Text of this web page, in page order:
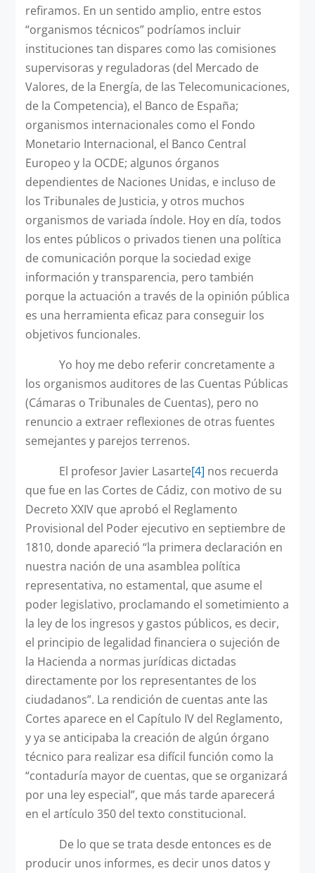
refiramos. En un sentido amplio, entre estos
“organismos técnicos” podríamos incluir
instituciones tan dispares como las comisiones
supervisoras y reguladoras (del Mercado de
Valores, de la Energía, de las Telecomunicaciones,
de la Competencia), el Banco de España;
organismos internacionales como el Fondo
Monetario Internacional, el Banco Central
Europeo y la OCDE; algunos órganos
dependientes de Naciones Unidas, e incluso de
los Tribunales de Justicia, y otros muchos
organismos de variada índole. Hoy en día, todos
los entes públicos o privados tienen una política
de comunicación porque la sociedad exige
información y transparencia, pero también
porque la actuación a través de la opinión pública
es una herramienta eficaz para conseguir los
objetivos funcionales.
Yo hoy me debo referir concretamente a
los organismos auditores de las Cuentas Públicas
(Cámaras o Tribunales de Cuentas), pero no
renuncio a extraer reflexiones de otras fuentes
semejantes y parejos terrenos.
El profesor Javier Lasarte[4] nos recuerda
que fue en las Cortes de Cádiz, con motivo de su
Decreto XXIV que aprobó el Reglamento
Provisional del Poder ejecutivo en septiembre de
1810, donde apareció “la primera declaración en
nuestra nación de una asamblea política
representativa, no estamental, que asume el
poder legislativo, proclamando el sometimiento a
la ley de los ingresos y gastos públicos, es decir,
el principio de legalidad financiera o sujeción de
la Hacienda a normas jurídicas dictadas
directamente por los representantes de los
ciudadanos”. La rendición de cuentas ante las
Cortes aparece en el Capítulo IV del Reglamento,
y ya se anticipaba la creación de algún órgano
técnico para realizar esa difícil función como la
“contaduría mayor de cuentas, que se organizará
por una ley especial”, que más tarde aparecerá
en el artículo 350 del texto constitucional.
De lo que se trata desde entonces es de
producir unos informes, es decir unos datos y